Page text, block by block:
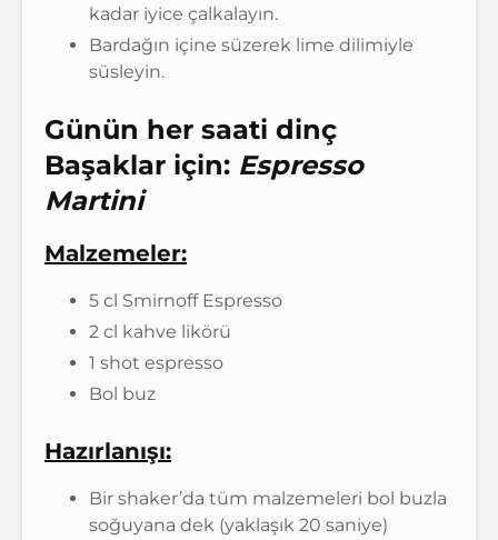
kadar iyice çalkalayın.
Bardağın içine süzerek lime dilimiyle
süsleyin.
Günün her saati dinç
Başaklar için: Espresso
Martini
Malzemeler:
5 cl Smirnoff Espresso
2 cl kahve likörü
1 shot espresso
Bol buz
Hazırlanışı:
Bir shaker’da tüm malzemeleri bol buzla
soğuyana dek (yaklaşık 20 saniye)